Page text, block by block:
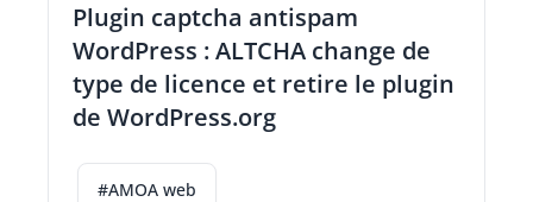
Plugin captcha antispam
WordPress : ALTCHA change de
type de licence et retire le plugin
de WordPress.org
#AMOA web